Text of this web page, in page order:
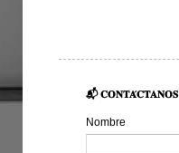
📬 𝐂𝐎𝐍𝐓𝐀́𝐂𝐓𝐀𝐍𝐎𝐒
Nombre